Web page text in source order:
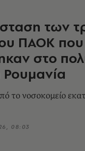
των
ΠΑΟΚ που
στο
Ρουμανία
το νοσοκομείο
08:03